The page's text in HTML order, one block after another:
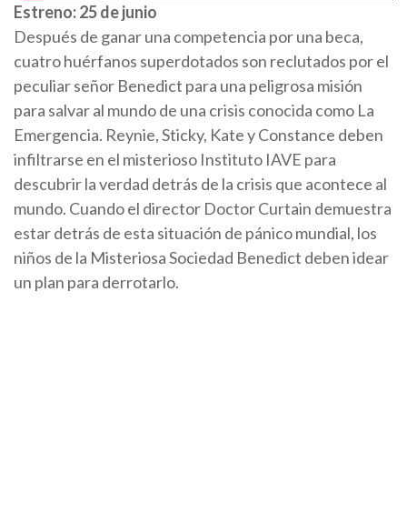
Estreno: 25 de junio
Después de ganar una competencia por una beca,
cuatro huérfanos superdotados son reclutados por el
peculiar señor Benedict para una peligrosa misión
para salvar al mundo de una crisis conocida como La
Emergencia. Reynie, Sticky, Kate y Constance deben
infiltrarse en el misterioso Instituto IAVE para
descubrir la verdad detrás de la crisis que acontece al
mundo. Cuando el director Doctor Curtain demuestra
estar detrás de esta situación de pánico mundial, los
niños de la Misteriosa Sociedad Benedict deben idear
un plan para derrotarlo.